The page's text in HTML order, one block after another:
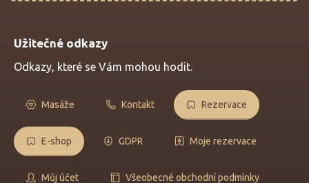
Užitečné odkazy
Odkazy, které se Vám mohou hodit.
Masáže Kontakt Rezervace
E-shop GDPR Moje rezervace
Můj účet Všeobecné obchodní podmínky